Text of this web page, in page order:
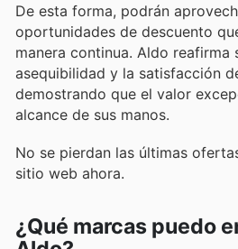
De esta forma, podrán
oportunidades de descuento
manera continua. Aldo reafirma
asequibilidad y la satisfacción
demostrando que el valor
alcance de sus manos.
No se pierdan las últimas
sitio web ahora.
¿Qué marcas puedo